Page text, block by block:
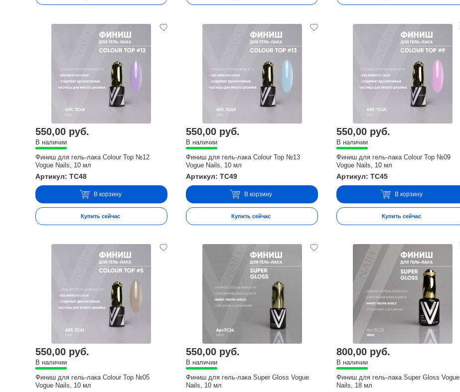
550,00 руб.
В наличии
Финиш для гель-лака Colour Top №12
Vogue Nails, 10 мл
Артикул: TC48
В корзину
Купить сейчас
550,00 руб.
В наличии
Финиш для гель-лака Colour Top №13
Vogue Nails, 10 мл
Артикул: TC49
В корзину
Купить сейчас
550,00 руб.
В наличии
Финиш для гель-лака Colour Top №09
Vogue Nails, 10 мл
Артикул: TC45
В корзину
Купить сейчас
550,00 руб.
В наличии
Финиш для гель-лака Colour Top №05
Vogue Nails, 10 мл
550,00 руб.
В наличии
Финиш для гель-лака Super Gloss Vogue
Nails, 10 мл
800,00 руб.
В наличии
Финиш для гель-лака Super Gloss Vogue
Nails, 18 мл